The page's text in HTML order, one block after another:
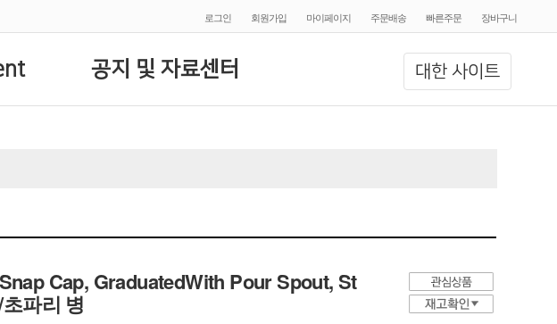
로그인 회원가입 마이페이지 주문배송 빠른주문 장바구니
대한 사이트
공지 및 자료센터
Cap, GraduatedWith Pour Spout, St
파리 병